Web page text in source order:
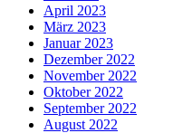
April 2023
März 2023
Januar 2023
Dezember 2022
November 2022
Oktober 2022
September 2022
August 2022